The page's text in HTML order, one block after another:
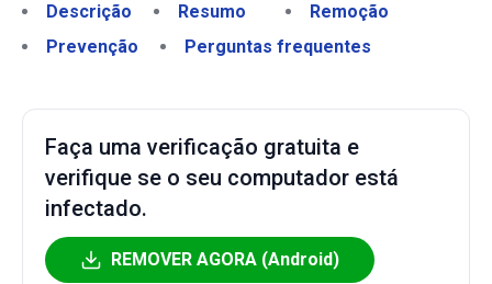
Descrição
Resumo
Remoção
Prevenção
Perguntas frequentes
Faça uma verificação gratuita e
verifique se o seu computador está
infectado.
REMOVER AGORA (Android)